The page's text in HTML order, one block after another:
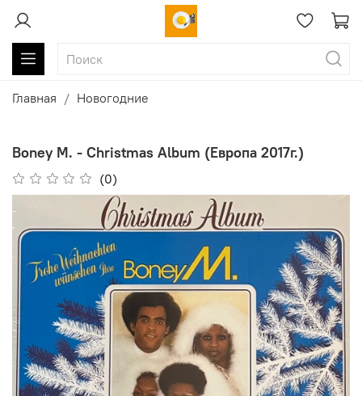
Главная Новогодние
Boney M. - Christmas Album (Европа 2017г.)
(0)